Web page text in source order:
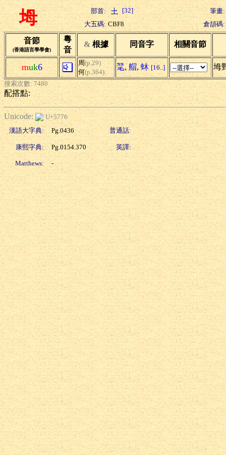
坶 部首: [32]
筆畫:
大五碼: CBF8 倉頡碼:
音節
(香港語言學學會)
粵
音
& 根據 同音字 相關音節
muk6 周(p.29)
何(p.364)
毣, 艒, 蚞 [16..] 坶
搜索次數: 7480
配搭點:
Unicode:
U+5776
漢語大字典:
Pg.0436 普通話:
康熙字典: Pg.0154.370 英譯:
Matthews: -